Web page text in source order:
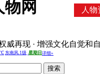
人物
威再现 · 增强文化自觉和
搜索